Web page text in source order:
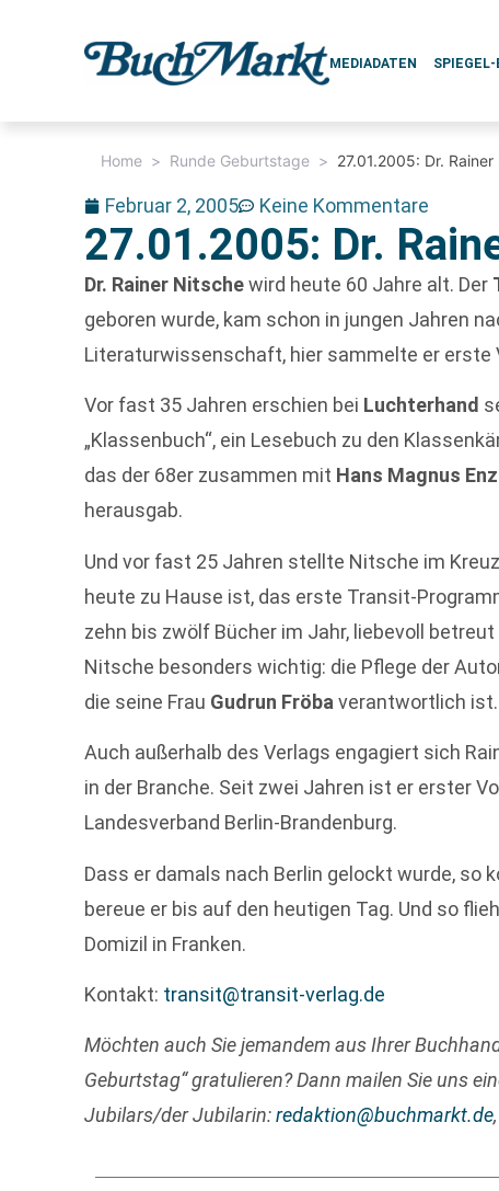
MEDIADATEN
Home > Runde Geburtstage > 27.01.2005: Dr.
Februar 2, 2005 Keine Kommentare
27.01.2005: Dr.
Dr. Rainer Nitschewird heute 60 Jahre alt. Der
geboren wurde, kam schon in jungen Jahren
Literaturwissenschaft, hier sammelte er erste
Vor fast 35 Jahren erschien bei Luchterhand
„Klassenbuch“, ein Lesebuch zu den
das der 68er zusammen mit Hans Magnus
herausgab.
Und vor fast 25 Jahren stellte Nitsche im
heute zu Hause ist, das erste Transit-
zehn bis zwölf Bücher im Jahr, liebevoll
Nitsche besonders wichtig: die Pflege der
die seine Frau Gudrun Fröba verantwortlich ist.
Auch außerhalb des Verlags engagiert sich
in der Branche. Seit zwei Jahren ist er erster
Landesverband Berlin-Brandenburg.
Dass er damals nach Berlin gelockt wurde, so
bereue er bis auf den heutigen Tag. Und so
Domizil in Franken.
Kontakt: transit@transit-verlag.de
Möchten auch Sie jemandem aus Ihrer
Geburtstag“ gratulieren? Dann mailen Sie uns
Jubilars/der Jubilarin:redaktion@buchmarkt.de